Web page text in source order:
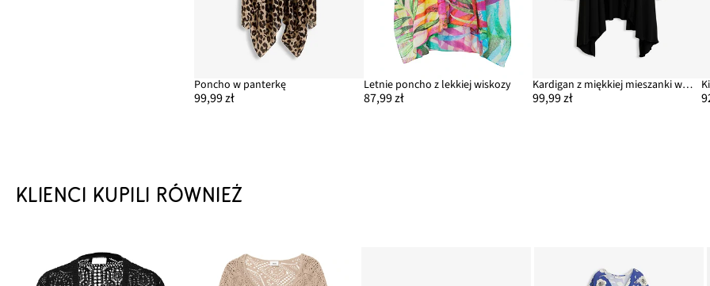
Poncho w panterkę
99,99 zł
Letnie poncho z lekkiej wiskozy
87,99 zł
Kardigan z miękkiej mieszanki wiskozy
99,99 zł
KLIENCI KUPILI RÓWNIEŻ